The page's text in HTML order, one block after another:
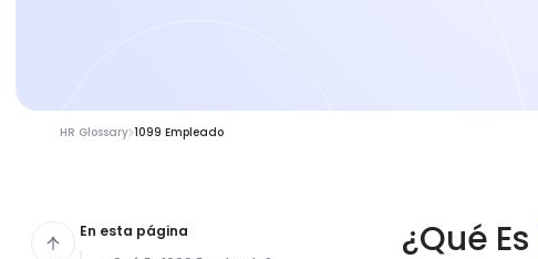
HR Glossary 1099 Empleado
En esta página
¿Qué Es